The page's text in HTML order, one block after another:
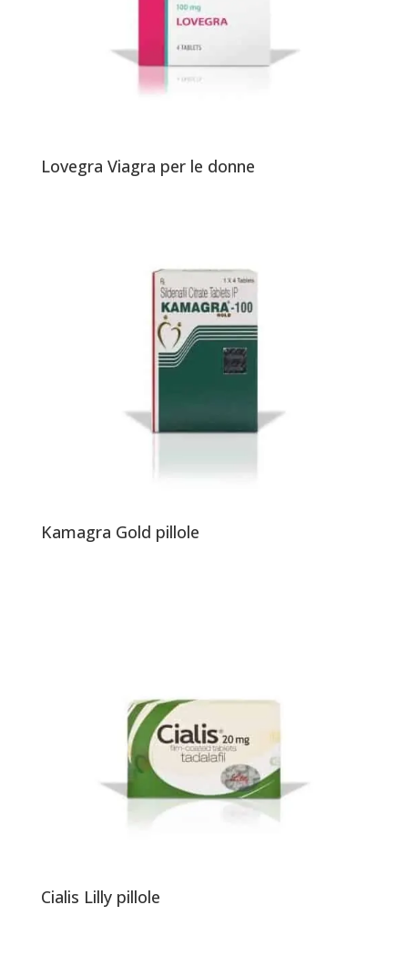
Lovegra Viagra per le donne
Kamagra Gold pillole
Cialis Lilly pillole